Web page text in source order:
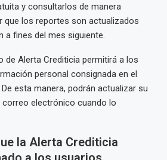
y consultarlos de manera
que los reportes son actualizados
a fines del mes siguiente.
de Alerta Crediticia permitirá a los
personal consignada en el
esta manera, podrán actualizar su
electrónico cuando lo
la Alerta Crediticia